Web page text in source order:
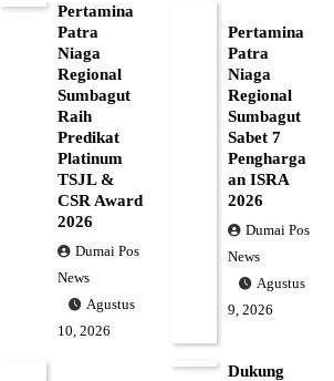
Pertamina
Patra
Niaga
Regional
Sumbagut
Raih
Predikat
Platinum
TSJL &
CSR Award
2026
Dumai Pos
News
Agustus
10, 2026
Pertamina
Patra
Niaga
Regional
Sumbagut
Sabet 7
Pengharga
an ISRA
2026
Dumai Pos
News
Agustus
9, 2026
Dukung